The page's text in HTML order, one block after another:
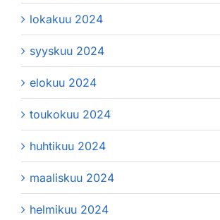
lokakuu 2024
syyskuu 2024
elokuu 2024
toukokuu 2024
huhtikuu 2024
maaliskuu 2024
helmikuu 2024